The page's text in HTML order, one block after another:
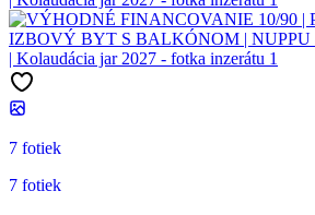
7 fotiek
7 fotiek